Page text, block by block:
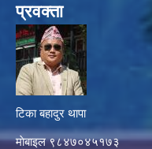
प्रवक्ता
टिका बहादुर थापा
माे‍बाइल ९८४७०४५१७३